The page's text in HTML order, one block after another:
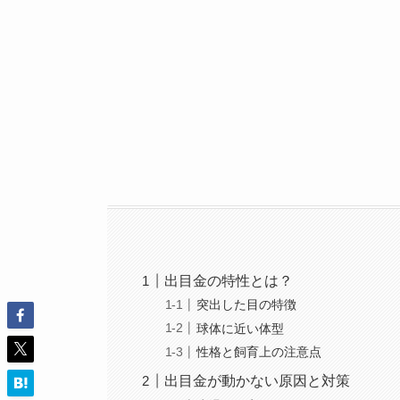
出目金の特性とは？
突出した目の特徴
球体に近い体型
性格と飼育上の注意点
出目金が動かない原因と対策